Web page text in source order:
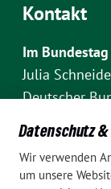
Kontakt
Im Bundestag
Julia
Deutscher
Fraktion
Platz der
D-10111
Datenschutz
Wir verwenden
um unsere